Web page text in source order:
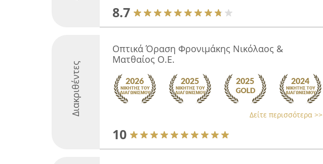
8.7
Διακριθέντες
Οπτικά Όραση Φρονιμάκης Νικόλαος &
Ματθαίος Ο.Ε.
Δείτε περισσότερα >>
10